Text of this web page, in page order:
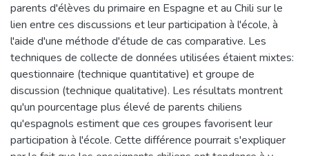
parents d'élèves du primaire en Espagne et au Chili sur le
lien entre ces discussions et leur participation à l'école, à
l'aide d'une méthode d'étude de cas comparative. Les
techniques de collecte de données utilisées étaient mixtes:
questionnaire (technique quantitative) et groupe de
discussion (technique qualitative). Les résultats montrent
qu'un pourcentage plus élevé de parents chiliens
qu'espagnols estiment que ces groupes favorisent leur
participation à l'école. Cette différence pourrait s'expliquer